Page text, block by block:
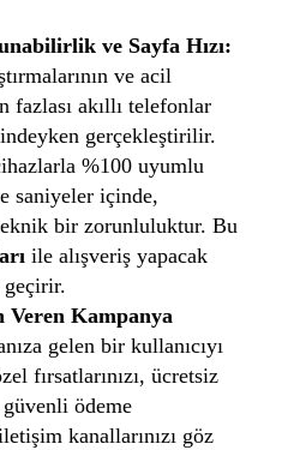
ve Sayfa Hızı:
ve acil
fazlası akıllı telefonlar
gerçekleştirilir.
%100 uyumlu
saniyeler içinde,
bir zorunluluktur. Bu
ile alışveriş yapacak
Veren Kampanya
gelen bir kullanıcıyı
fırsatlarınızı, ücretsiz
güvenli ödeme
kanallarınızı göz